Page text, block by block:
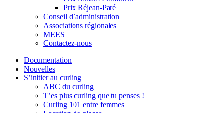
Prix Réjean-Paré
Conseil d’administration
Associations régionales
MEES
Contactez-nous
Documentation
Nouvelles
S’initier au curling
ABC du curling
T’es plus curling que tu penses !
Curling 101 entre femmes